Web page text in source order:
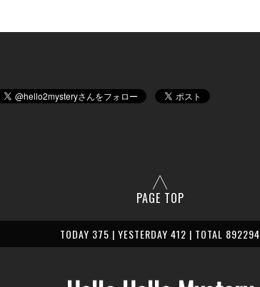
PAGE TOP
TODAY 375 | YESTERDAY 412 | TOTAL 892294